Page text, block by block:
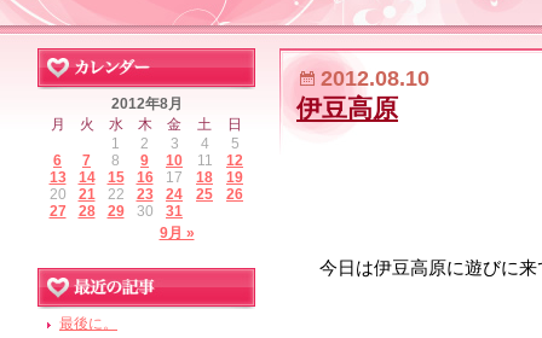
2012.08.10
伊豆高原
今日は伊豆高原に遊びに
2012年8月
月
火 水 木 金 土 日
9月 »
1 2 3 4
5
6
7 8 9 10 11
12
13
14 15 16 17 18
19
20
21 22 23 24 25
26
27
28 29 30 31
最後に。